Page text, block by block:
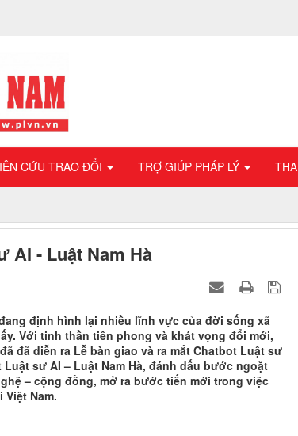
CỨU TRAO ĐỔI TRỢ GIÚP PHÁP LÝ
AI - Luật Nam Hà
định hình lại nhiều lĩnh vực của đời sống xã
Với tinh thần tiên phong và khát vọng đổi mới,
đã diễn ra Lễ bàn giao và ra mắt Chatbot Luật sư
sư AI – Luật Nam Hà, đánh dấu bước ngoặt
– cộng đồng, mở ra bước tiến mới trong việc
Nam.